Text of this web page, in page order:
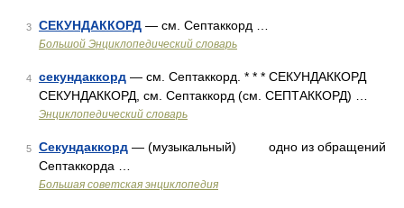
3 СЕКУНДАККОРД — см. Септаккорд …
Большой Энциклопедический словарь
4 секундаккорд — см. Септаккорд. * * * СЕКУНДАККОРД
СЕКУНДАККОРД, см. Септаккорд (см. СЕПТАККОРД) …
Энциклопедический словарь
5 Секундаккорд — (музыкальный) одно из обращений
Септаккорда …
Большая советская энциклопедия